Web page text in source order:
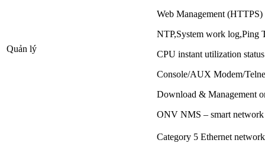
Quản lý
Web Management (HTTPS)
NTP,System work log,Ping
CPU instant utilization
Console/AUX Modem/
Download & Management
ONV NMS – smart
Category 5 Ethernet